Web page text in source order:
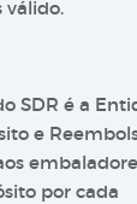
válido.
SDR é a
e
por cada